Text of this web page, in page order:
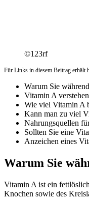
©123rf
Für Links in diesem Beitrag erhält
Warum Sie
Vitamin A verstehen
Wie viel Vitamin A
Kann man zu viel
Nahrungsquellen
Sollten Sie eine
Anzeichen eines
Warum Sie
Vitamin A ist ein
Knochen sowie des